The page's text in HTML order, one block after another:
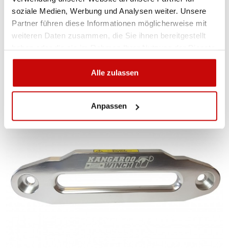
soziale Medien, Werbung und Analysen weiter. Unsere
Partner führen diese Informationen möglicherweise mit
weiteren Daten zusammen, die Sie ihnen bereitgestellt
gesammelt haben.
Alle zulassen
Anpassen
Seilwinden E10P,H8/10P kurze Trommel
328 SIEHE